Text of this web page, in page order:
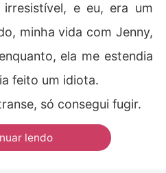
e eu, era um
minha vida com Jenny,
ela me estendia
feito um idiota.
só consegui fugir.
lendo